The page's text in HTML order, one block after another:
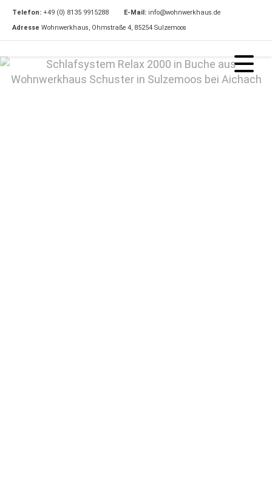
Telefon: +49 (0) 8135 9915288 E-Mail: info@wohnwerkhaus.de
Adresse Wohnwerkhaus, Ohmstraße 4, 85254 Sulzemoos